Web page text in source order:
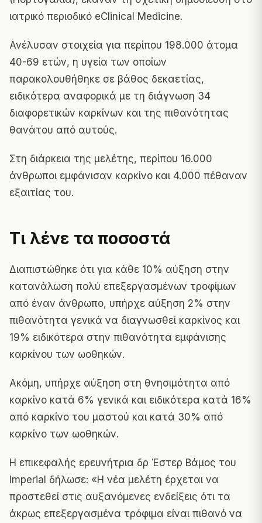
ιατρικό περιοδικό eClinical Medicine.
Ανέλυσαν στοιχεία για περίπου 198.000 άτομα
40-69 ετών, η υγεία των οποίων
παρακολουθήθηκε σε βάθος δεκαετίας,
ειδικότερα αναφορικά με τη διάγνωση 34
διαφορετικών καρκίνων και της πιθανότητας
θανάτου από αυτούς.
Στη διάρκεια της μελέτης, περίπου 16.000
άνθρωποι εμφάνισαν καρκίνο και 4.000 πέθαναν
εξαιτίας του.
Τι λένε τα ποσοστά
Διαπιστώθηκε ότι για κάθε 10% αύξηση στην
κατανάλωση πολύ επεξεργασμένων τροφίμων
από έναν άνθρωπο, υπήρχε αύξηση 2% στην
πιθανότητα γενικά να διαγνωσθεί καρκίνος και
19% ειδικότερα στην πιθανότητα εμφάνισης
καρκίνου των ωοθηκών.
Ακόμη, υπήρχε αύξηση στη θνησιμότητα από
καρκίνο κατά 6% γενικά και ειδικότερα κατά 16%
από καρκίνο του μαστού και κατά 30% από
καρκίνο των ωοθηκών.
Η επικεφαλής ερευνήτρια δρ Έστερ Βάμος του
Imperial δήλωσε: «Η νέα μελέτη έρχεται να
προστεθεί στις αυξανόμενες ενδείξεις ότι τα
άκρως επεξεργασμένα τρόφιμα είναι πιθανό να